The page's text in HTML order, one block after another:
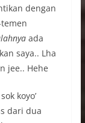
dengan
ada
saya.. Lha
jee.. Hehe
koyo’
dari dua